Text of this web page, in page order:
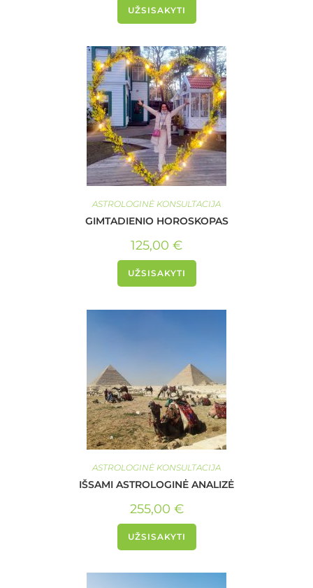
UŽSISAKYTI
ASTROLOGINĖ KONSULTACIJA
GIMTADIENIO HOROSKOPAS
125,00 €
UŽSISAKYTI
ASTROLOGINĖ KONSULTACIJA
IŠSAMI ASTROLOGINĖ ANALIZĖ
255,00 €
UŽSISAKYTI